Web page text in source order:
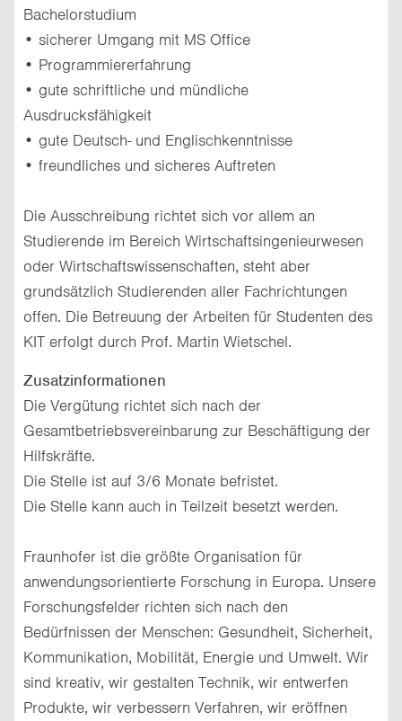
Bachelorstudium
• sicherer Umgang mit MS Office
• Programmiererfahrung
• gute schriftliche und mündliche
Ausdrucksfähigkeit
• gute Deutsch- und Englischkenntnisse
• freundliches und sicheres Auftreten
Die Ausschreibung richtet sich vor allem an
Studierende im Bereich Wirtschaftsingenieurwesen
oder Wirtschaftswissenschaften, steht aber
grundsätzlich Studierenden aller Fachrichtungen
offen. Die Betreuung der Arbeiten für Studenten des
KIT erfolgt durch Prof. Martin Wietschel.
Zusatzinformationen
Die Vergütung richtet sich nach der
Gesamtbetriebsvereinbarung zur Beschäftigung der
Hilfskräfte.
Die Stelle ist auf 3/6 Monate befristet.
Die Stelle kann auch in Teilzeit besetzt werden.
Fraunhofer ist die größte Organisation für
anwendungsorientierte Forschung in Europa. Unsere
Forschungsfelder richten sich nach den
Bedürfnissen der Menschen: Gesundheit, Sicherheit,
Kommunikation, Mobilität, Energie und Umwelt. Wir
sind kreativ, wir gestalten Technik, wir entwerfen
Produkte, wir verbessern Verfahren, wir eröffnen